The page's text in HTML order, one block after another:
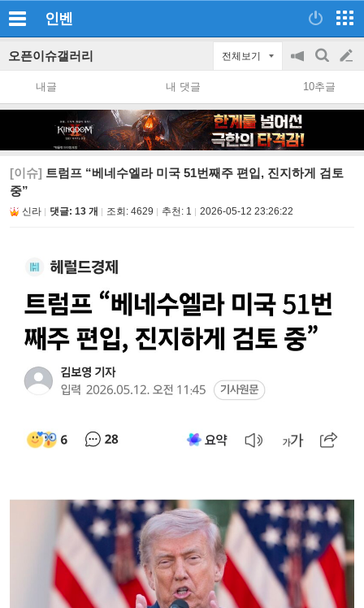
인벤
오픈이슈갤러리 전체보기
공
지
on/off
검
색
글
쓰
내글 내 댓글 10추글
[이슈] 트럼프 “베네수엘라 미국 51번째주 편입, 진지하게 검토
중”
신라 댓글: 13 개 조회: 4629 추천: 1 2026-05-12 23:26:22